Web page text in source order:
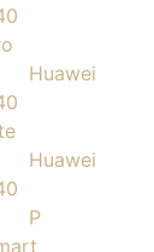
Huawei
Huawei
P